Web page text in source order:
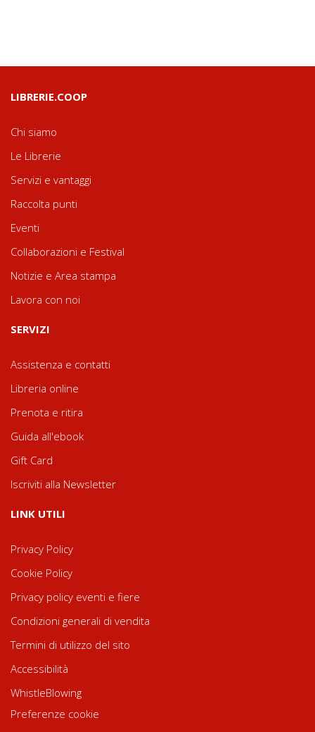
LIBRERIE.COOP
Chi siamo
Le Librerie
Servizi e vantaggi
Raccolta punti
Eventi
Collaborazioni e Festival
Notizie e Area stampa
Lavora con noi
SERVIZI
Assistenza e contatti
Libreria online
Prenota e ritira
Guida all'ebook
Gift Card
Iscriviti alla Newsletter
LINK UTILI
Privacy Policy
Cookie Policy
Privacy policy eventi e fiere
Condizioni generali di vendita
Termini di utilizzo del sito
Accessibilità
WhistleBlowing
Preferenze cookie